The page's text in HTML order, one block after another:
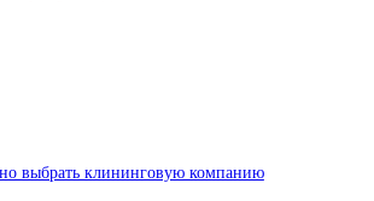
выбрать клининговую компанию